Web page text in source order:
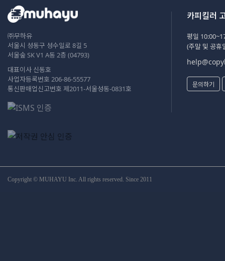
㈜무하유
서울시 성동구 성수일로 8길 5
서울숲 SK V1 A동 2층 (04793)
대표이사 신동호
사업자등록번호 206-86-55577
통신판매업신고번호 제2011-서울성동-0831호
카피킬러
평일
(주말 및 공휴
문의하기
Copyright © MUHAYU Inc. All rights reserved. Since 2011